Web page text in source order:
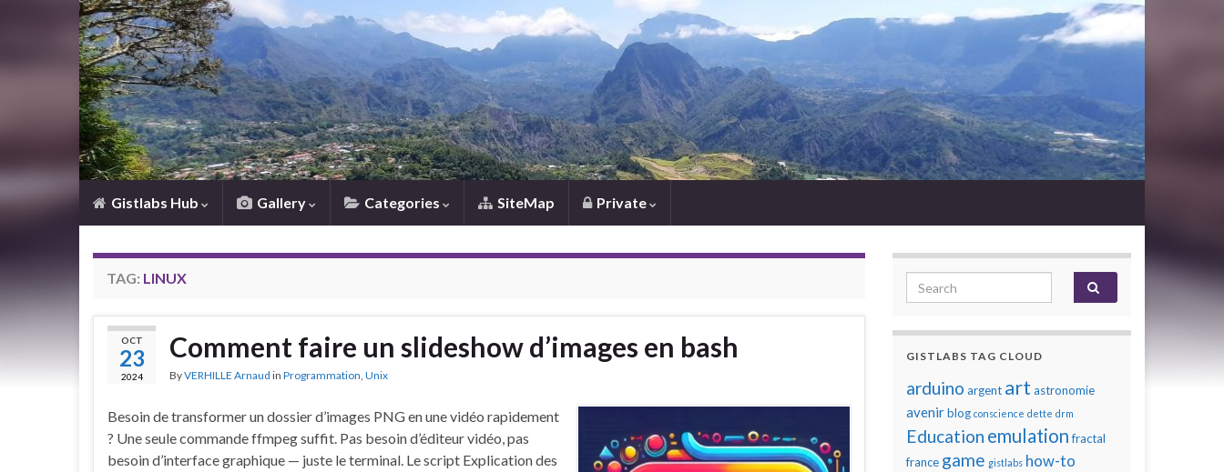
Gistlabs Hub Gallery Categories SiteMap Private
TAG: LINUX
OCT
23
2024
Comment faire un slideshow d’images en bash
ByVERHILLE Arnaud in Programmation, Unix
Besoin de transformer un dossier d’images PNG en une vidéo rapidement
? Une seule commande ffmpeg suffit. Pas besoin d’éditeur vidéo, pas
besoin d’interface graphique — juste le terminal. Le script Explication des
Search for:
GISTLABS TAG CLOUD
arduino argent art astronomie
avenir blog conscience dette drm
Education emulation fractal
france game gistlabs how-to